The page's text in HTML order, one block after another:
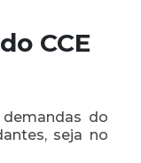
CCE
do
seja no